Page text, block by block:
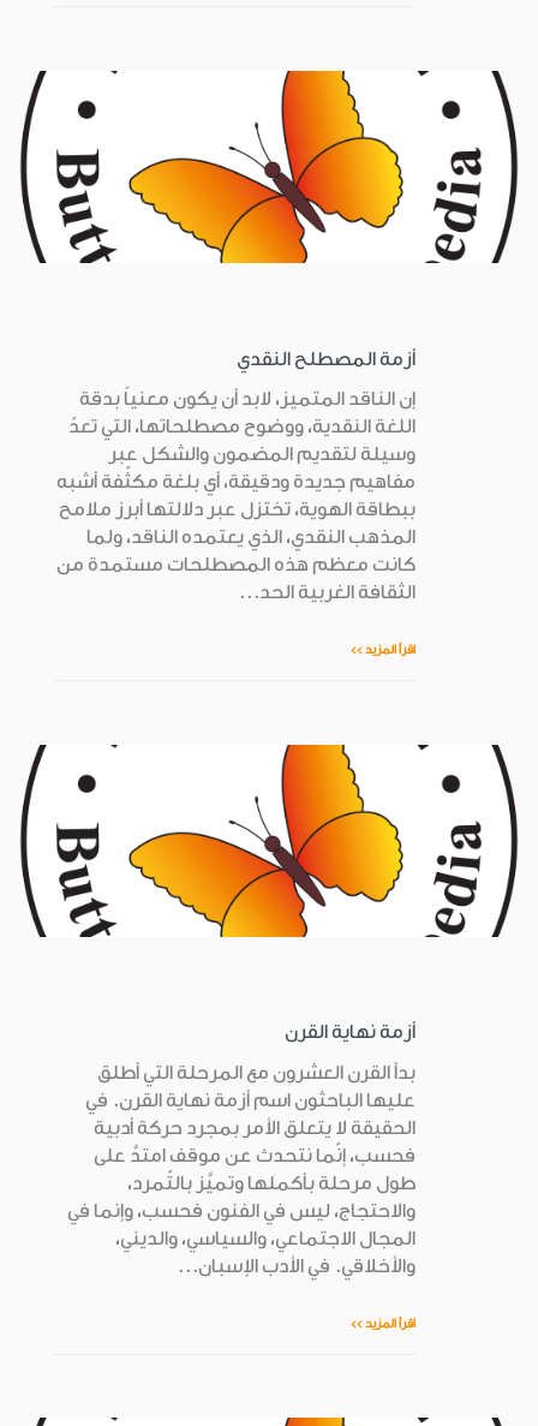
أزمة المصطلح النقدي
إن الناقد المتميز، لابد أن يكون معنياً بدقة
اللغة النقدية، ووضوح مصطلحاتها، التي تعدّ
وسيلة لتقديم المضمون والشكل عبر
مفاهيم جديدة ودقيقة، أي بلغة مكثّفة أشبه
ببطاقة الهوية، تختزل عبر دلالتها أبرز ملامح
المذهب النقدي، الذي يعتمده الناقد، ولما
كانت معظم هذه المصطلحات مستمدة من
الثقافة الغربية الحد...
اقرأ المزيد >>
أزمة نهاية القرن
بدأ القرن العشرون مع المرحلة التي أطلق
عليها الباحثون اسم أزمة نهاية القرن. في
الحقيقة لا يتعلق الأمر بمجرد حركة أدبية
فحسب، إنّما نتحدث عن موقف امتدَّ على
طول مرحلة بأكملها وتميَّز بالتّمرد،
والاحتجاج، ليس في الفنون فحسب، وإنما في
المجال الاجتماعي، والسياسي، والديني،
والأخلاقي. في الأدب الإسبان...
اقرأ المزيد >>